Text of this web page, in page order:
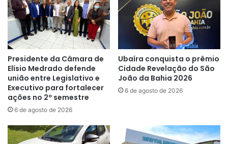
no
São
João
de
Cruz
Presidente da Câmara de
Elísio Medrado defende
união entre Legislativo e
Executivo para fortalecer
ações no 2º semestre
6 de agosto de 2026
Ubaíra conquista o prêmio
Cidade Revelação do São
João da Bahia 2026
6 de agosto de 2026